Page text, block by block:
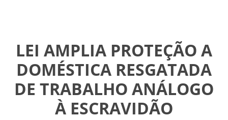
LEI AMPLIA PROTEÇÃO A
DOMÉSTICA RESGATADA
DE TRABALHO ANÁLOGO
À ESCRAVIDÃO